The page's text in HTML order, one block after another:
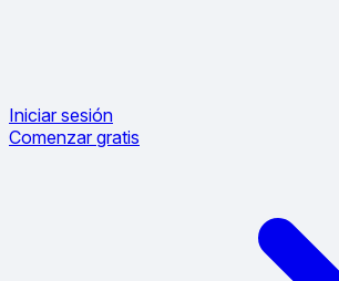
Iniciar sesión
Comenzar gratis